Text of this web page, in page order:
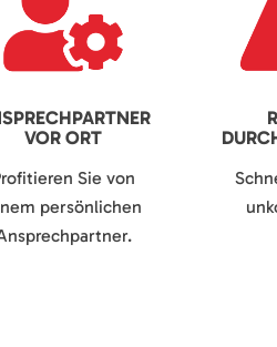
VOR ORT
Sie von
persönlichen